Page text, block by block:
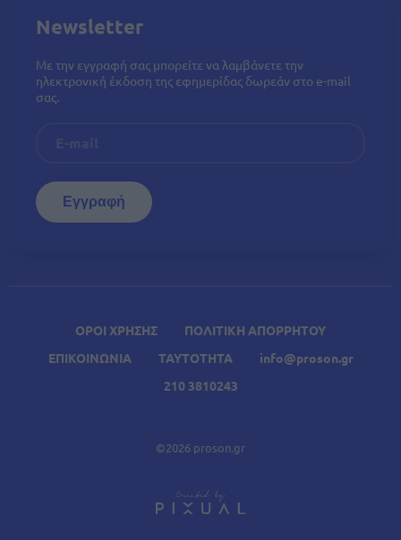
ΟΡΟΙ ΧΡΗΣΗΣ
ΠΟΛΙΤΙΚΗ ΑΠΟΡΡΗΤΟΥ
ΕΠΙΚΟΙΝΩΝΙΑ
ΤΑΥΤΟΤΗΤΑ
info@proson.gr
210 3810243
©2026 proson.gr
Newsletter
Με την εγγραφή σας μπορείτε να λαμβάνετε την
ηλεκτρονική έκδοση της εφημερίδας δωρεάν στο e-mail
σας.